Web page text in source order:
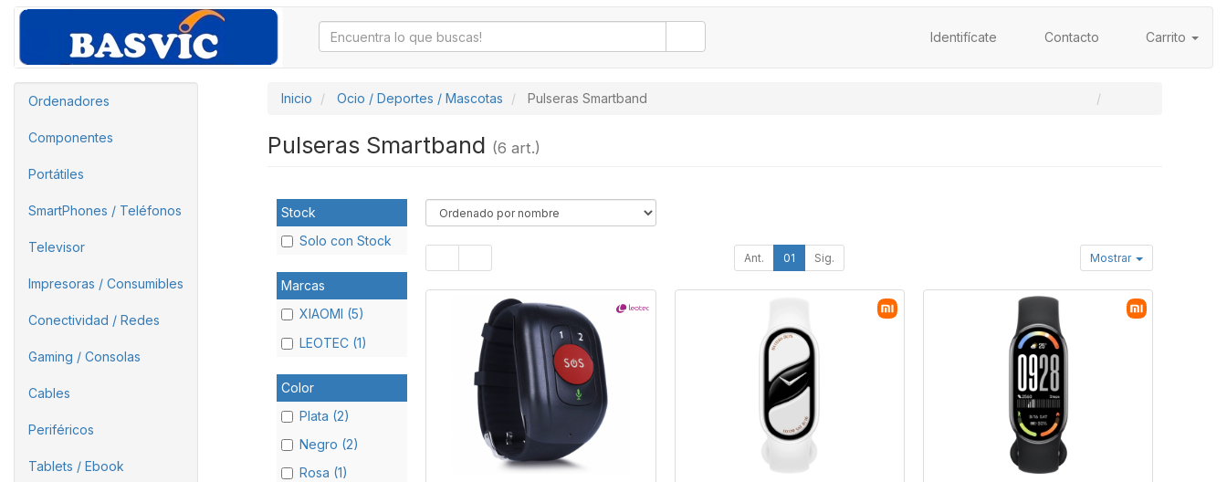
Identifícate Contacto Carrito
Ordenadores
Componentes
Portátiles
SmartPhones / Teléfonos
Televisor
Impresoras / Consumibles
Conectividad / Redes
Gaming / Consolas
Cables
Periféricos
Tablets / Ebook
Inicio Ocio / Deportes / Mascotas Pulseras Smartband
Pulseras Smartband (6 art.)
Stock
Solo con Stock
Marcas
XIAOMI (5)
LEOTEC (1)
Color
Plata (2)
Negro (2)
Rosa (1)
Ant. 01 Sig. Mostrar